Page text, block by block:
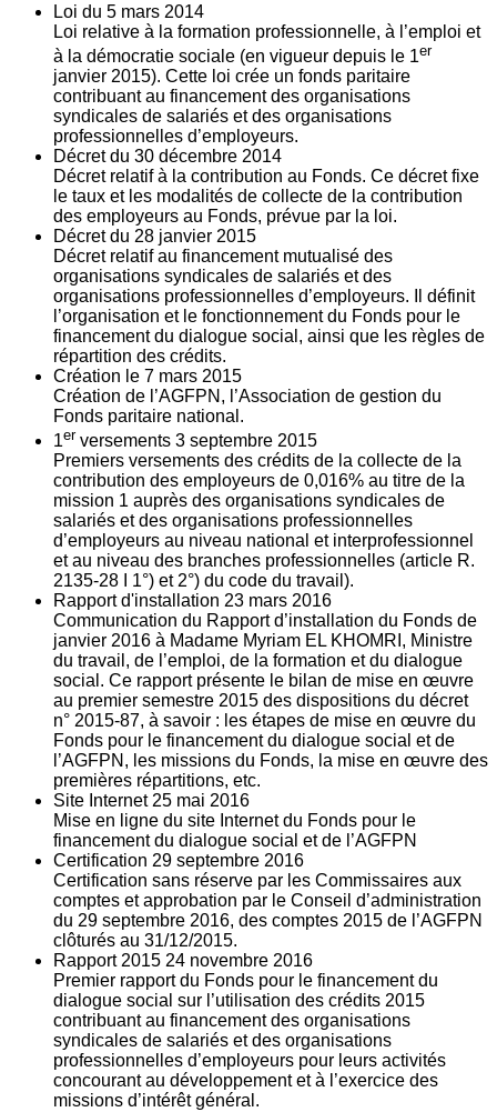
Loi du 5 mars 2014
Loi relative à la formation professionnelle, à l’emploi et
à la démocratie sociale (en vigueur depuis le 1er
janvier 2015). Cette loi crée un fonds paritaire
contribuant au financement des organisations
syndicales de salariés et des organisations
professionnelles d’employeurs.
Décret du 30 décembre 2014
Décret relatif à la contribution au Fonds. Ce décret fixe
le taux et les modalités de collecte de la contribution
des employeurs au Fonds, prévue par la loi.
Décret du 28 janvier 2015
Décret relatif au financement mutualisé des
organisations syndicales de salariés et des
organisations professionnelles d’employeurs. Il définit
l’organisation et le fonctionnement du Fonds pour le
financement du dialogue social, ainsi que les règles de
répartition des crédits.
Création le 7 mars 2015
Création de l’AGFPN, l’Association de gestion du
Fonds paritaire national.
1er versements 3 septembre 2015
Premiers versements des crédits de la collecte de la
contribution des employeurs de 0,016% au titre de la
mission 1 auprès des organisations syndicales de
salariés et des organisations professionnelles
d’employeurs au niveau national et interprofessionnel
et au niveau des branches professionnelles (article R.
2135‐28 I 1°) et 2°) du code du travail).
Rapport d'installation 23 mars 2016
Communication du Rapport d’installation du Fonds de
janvier 2016 à Madame Myriam EL KHOMRI, Ministre
du travail, de l’emploi, de la formation et du dialogue
social. Ce rapport présente le bilan de mise en œuvre
au premier semestre 2015 des dispositions du décret
n° 2015-87, à savoir : les étapes de mise en œuvre du
Fonds pour le financement du dialogue social et de
l’AGFPN, les missions du Fonds, la mise en œuvre des
premières répartitions, etc.
Site Internet 25 mai 2016
Mise en ligne du site Internet du Fonds pour le
financement du dialogue social et de l’AGFPN
Certification 29 septembre 2016
Certification sans réserve par les Commissaires aux
comptes et approbation par le Conseil d’administration
du 29 septembre 2016, des comptes 2015 de l’AGFPN
clôturés au 31/12/2015.
Rapport 2015 24 novembre 2016
Premier rapport du Fonds pour le financement du
dialogue social sur l’utilisation des crédits 2015
contribuant au financement des organisations
syndicales de salariés et des organisations
professionnelles d’employeurs pour leurs activités
concourant au développement et à l’exercice des
missions d’intérêt général.